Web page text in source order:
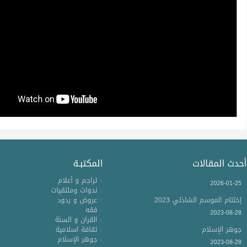
المكتبـة
تراجم و أعلام
ندوات وملتقيات
عروض و ردود
فقه
القران و السنة
ثقافة اسلامية
جوهر الإسلام
أحدث المقالات
2026-01-25
إختتام الموسم الشاذلي 2023
2023-08-28
جوهر الإسلام
2023-08-28